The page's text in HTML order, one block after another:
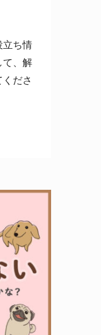
立ち情
て、解
ださ